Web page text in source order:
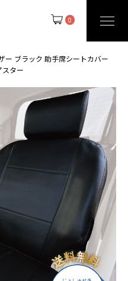
0
ー ブラック 助手席シートカバー
ター